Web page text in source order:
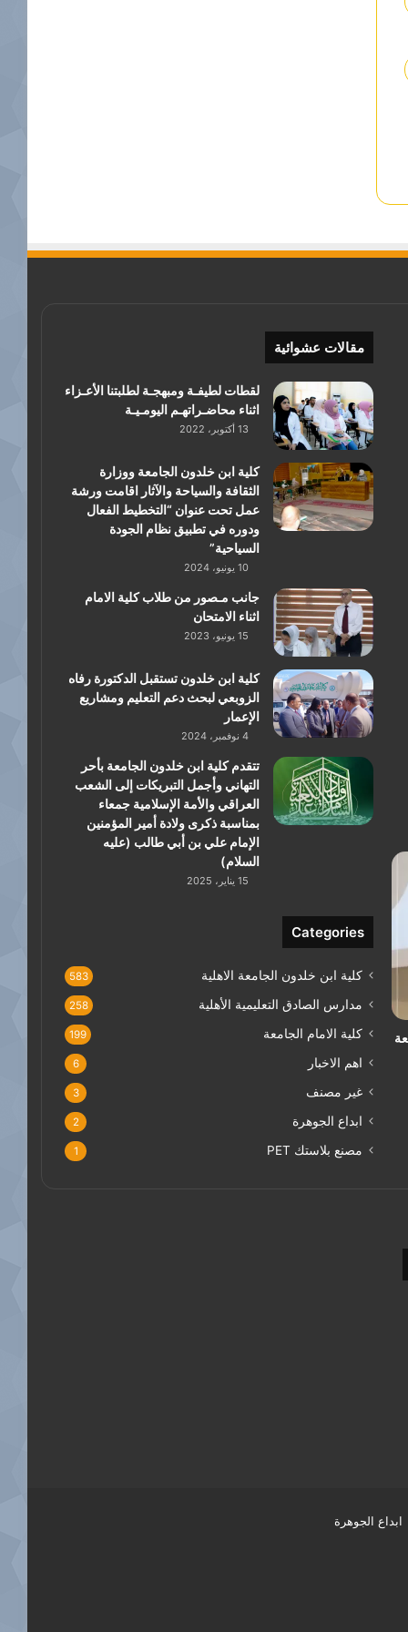
مقالات عشوائية
لقطات لطيفـة ومبهجـة لطلبتنا الأعـزاء
اثناء محاضـراتهـم اليومـيـة
13 أكتوبر، 2022
كلية ابن خلدون الجامعة ووزارة
الثقافة والسياحة والآثار اقامت ورشة
عمل تحت عنوان “التخطيط الفعال
ودوره في تطبيق نظام الجودة
السياحية”
10 يونيو، 2024
جانب مـصور من طلاب كلية الامام
اثناء الامتحان
15 يونيو، 2023
كلية ابن خلدون تستقبل الدكتورة رفاه
الزوبعي لبحث دعم التعليم ومشاريع
الإعمار
4 نوفمبر، 2024
تتقدم كلية ابن خلدون الجامعة بأحر
التهاني وأجمل التبريكات إلى الشعب
العراقي والأمة الإسلامية جمعاء
بمناسبة ذكرى ولادة أمير المؤمنين
الإمام علي بن أبي طالب (عليه
السلام)
15 يناير، 2025
Categories
كلية ابن خلدون الجامعة الاهلية 583
مدارس الصادق التعليمية الأهلية 258
كلية الامام الجامعة 199
اهم الاخبار 6
غير مصنف 3
ابداع الجوهرة 2
مصنع بلاستك PET 1
ابداع الجوهرة